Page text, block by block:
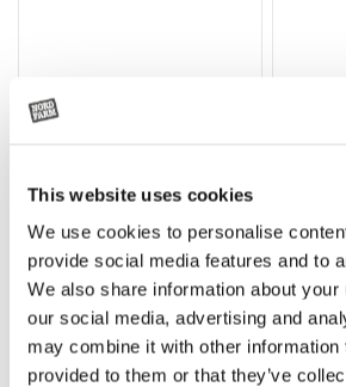
This website uses cookies
We use cookies to personalise
provide social media features and to
We also share information about
our social media, advertising and
may combine it with other information
provided to them or that they’ve
Rotor, komplett med slagor
OR80013456G
(ex. moms)
Grön
A00220
kr